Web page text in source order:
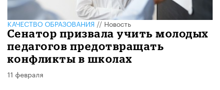
КАЧЕСТВО ОБРАЗОВАНИЯ//Новость
Сенатор призвала учить молодых
педагогов предотвращать
конфликты в школах
11 февраля